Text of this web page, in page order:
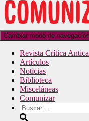
Cambiar modo de navegación
Revista Crítica
Artículos
Noticias
Biblioteca
Misceláneas
Comunizar